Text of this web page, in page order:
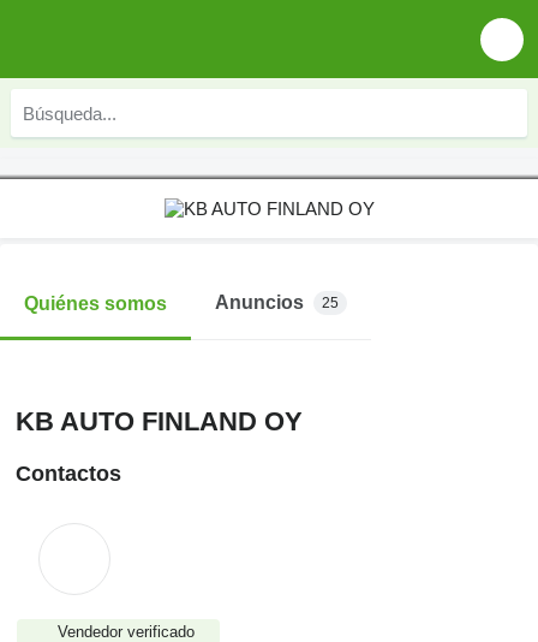
Quiénes somos Anuncios 25
KB AUTO FINLAND OY
Contactos
Vendedor verificado